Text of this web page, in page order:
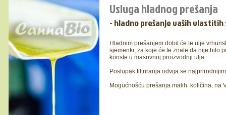
Usluga hladnog prešanja
- hladno prešanje vaših
Hladnim prešanjem dobit će te ulje
sjemenki, za koje će te znate da nije bilo
koriste u masovnoj proizvodnji ulja.
Postupak filtriranja odvija se
Mogućnošću prešanja malih količina, na